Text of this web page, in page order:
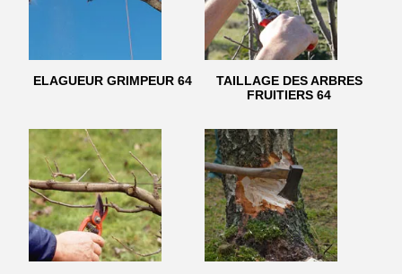
ELAGUEUR GRIMPEUR 64
TAILLAGE DES ARBRES
FRUITIERS 64